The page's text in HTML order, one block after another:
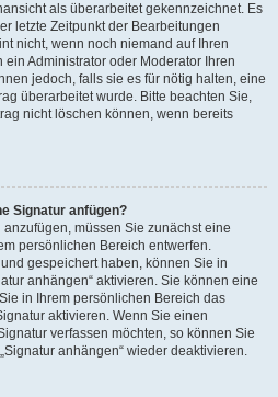
als überarbeitet gekennzeichnet. Es
letzte Zeitpunkt der Bearbeitungen
nicht, wenn noch niemand auf Ihren
Administrator oder Moderator Ihren
jedoch, falls sie es für nötig halten, eine
überarbeitet wurde. Bitte beachten Sie,
nicht löschen können, wenn bereits
Signatur anfügen?
müssen Sie zunächst eine
persönlichen Bereich entwerfen.
gespeichert haben, können Sie in
anhängen“ aktivieren. Sie können eine
in Ihrem persönlichen Bereich das
aktivieren. Wenn Sie einen
verfassen möchten, so können Sie
anhängen“ wieder deaktivieren.